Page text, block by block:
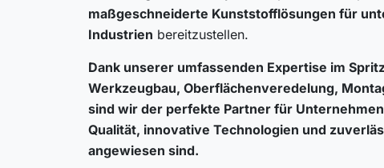
maßgeschneiderte Kunststofflösungen für
Industrien bereitzustellen.
Dank unserer umfassenden Expertise im
Werkzeugbau, Oberflächenveredelung,
sind wir der perfekte Partner für
Qualität, innovative Technologien und
angewiesen sind.